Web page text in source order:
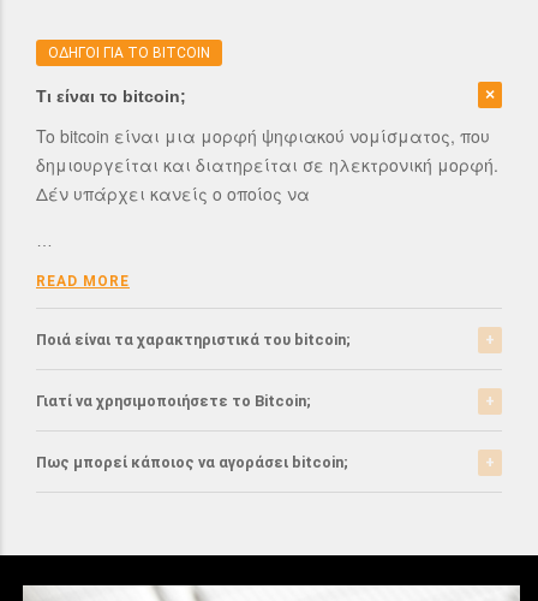
ΟΔΗΓΟΙ ΓΙΑ ΤΟ BITCOIN
Τι είναι το bitcoin;
To bitcoin είναι μια μορφή ψηφιακού νομίσματος, που
δημιουργείται και διατηρείται σε ηλεκτρονική μορφή.
Δέν υπάρχει κανείς ο οποίος να
READ MORE
Ποιά είναι τα χαρακτηριστικά του bitcoin;
Το bitcoin έχει αρκετά σημαντικά χαρακτηριστικά που
το ξεχωρίζουν από τα ελεγχόμενα-από-κυβερνήσεις
νομίσματα.
READ MORE
Γιατί να χρησιμοποιήσετε το Bitcoin;
Το bitcoin είναι μια σχετικά νέα μορφή νομίσματος, η
οποία τώρα αρχίζει να γίνεται αποδεκτή από μιά
μεγάλη μερίδα του
READ MORE
Πως μπορεί κάποιος να αγοράσει bitcoin;
Μπορείτε να αγοράσετε bitcoin είτε από τα
άλλους ιδιώτες χρησιμοπιώντας πλατφόρμες όπως
το localbitcoins για